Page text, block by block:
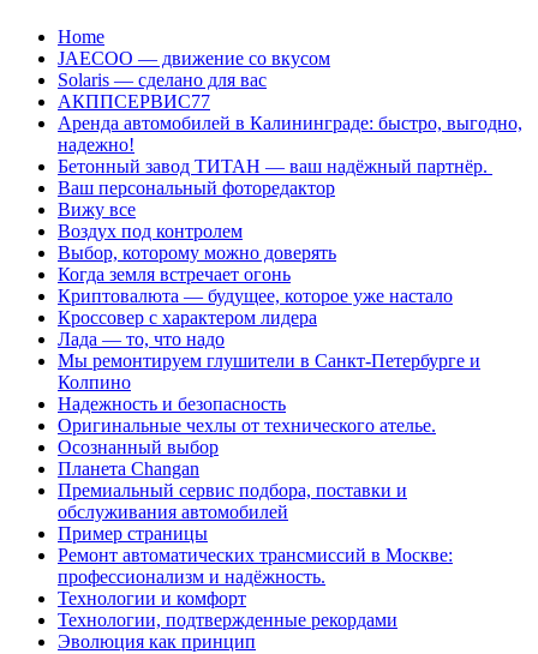
Перейти
содержанию
Home
JAECOO — движение со вкусом
Solaris — сделано для вас
АКППСЕРВИС77
Аренда автомобилей в Калининграде: быстро, выгодно,
надежно!
Бетонный завод ТИТАН — ваш надёжный партнёр.
Ваш персональный фоторедактор
Вижу все
Воздух под контролем
Выбор, которому можно доверять
Когда земля встречает огонь
Криптовалюта — будущее, которое уже настало
Кроссовер с характером лидера
Лада — то, что надо
Мы ремонтируем глушители в Санкт-Петербурге и
Колпино
Надежность и безопасность
Оригинальные чехлы от технического ателье.
Осознанный выбор
Планета Changan
Премиальный сервис подбора, поставки и
обслуживания автомобилей
Пример страницы
Ремонт автоматических трансмиссий в Москве:
профессионализм и надёжность.
Технологии и комфорт
Технологии, подтвержденные рекордами
Эволюция как принцип